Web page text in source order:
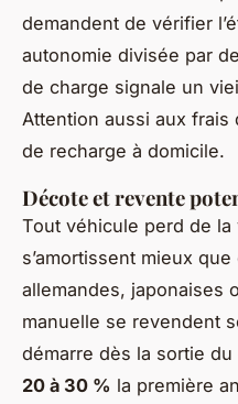
demandent de vérifier
autonomie divisée par
de charge signale un
Attention aussi aux frais
de recharge à domicile.
Décote et revente
Tout véhicule perd de la
s’amortissent mieux
allemandes, japonaises
manuelle se revendent
démarre dès la sortie
20 à 30 % la première